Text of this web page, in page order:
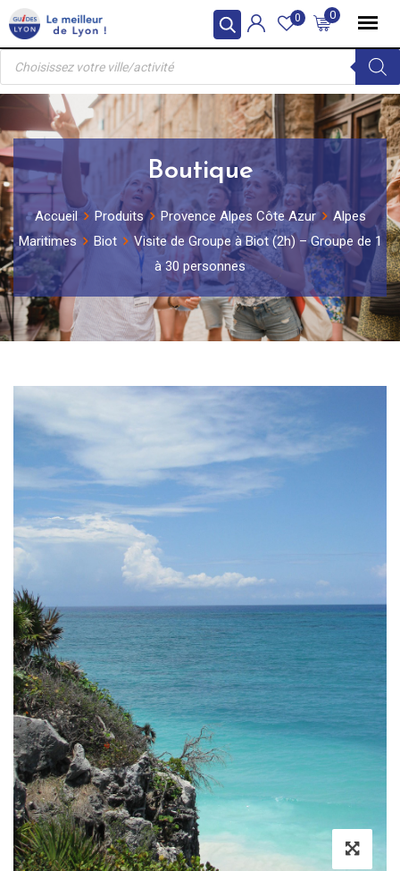
Skip
to
content
0
0
Recherche
produits
Boutique
Accueil Produits Provence Alpes Côte Azur
Alpes
Maritimes
Biot
Visite de Groupe à Biot (2h) – Groupe de 1
à 30 personnes